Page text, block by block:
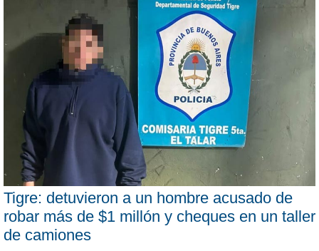
Tigre: detuvieron a un hombre acusado de
robar más de $1 millón y cheques en un taller
de camiones